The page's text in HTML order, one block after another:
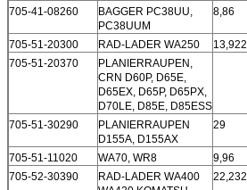
705-41-08260
BAGGER PC38UU,
PC38UUM
8,86
705-51-20300 RAD-LADER WA250 13,922
705-51-20370
PLANIERRAUPEN,
CRN D60P, D65E,
D65EX, D65P, D65PX,
D70LE, D85E, D85ESS
705-51-30290
PLANIERRAUPEN
D155A, D155AX
29
705-51-11020 WA70, WR8
9,96
705-52-30390
RAD-LADER WA400
22,232